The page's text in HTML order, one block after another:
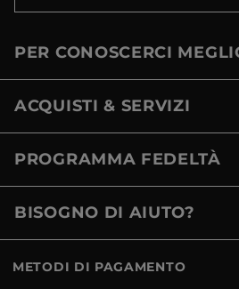
PER CONOSCERCI
ACQUISTI & SERVIZI
PROGRAMMA FEDELTÀ
BISOGNO DI AIUTO?
METODI DI PAGAMENTO